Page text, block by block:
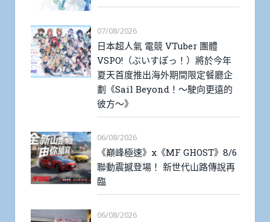
07/08/2026
日本超人氣 電競 VTuber 團體
VSPO!（ぶいすぽっ！）將於今年
夏天首度推出海外期間限定餐廳企
劃《Sail Beyond！～駛向更遠的
彼方～》
06/08/2026
《巔峰極速》x《MF GHOST》8/6
聯動震撼登場！ 新世代山路傳說再
臨
06/08/2026